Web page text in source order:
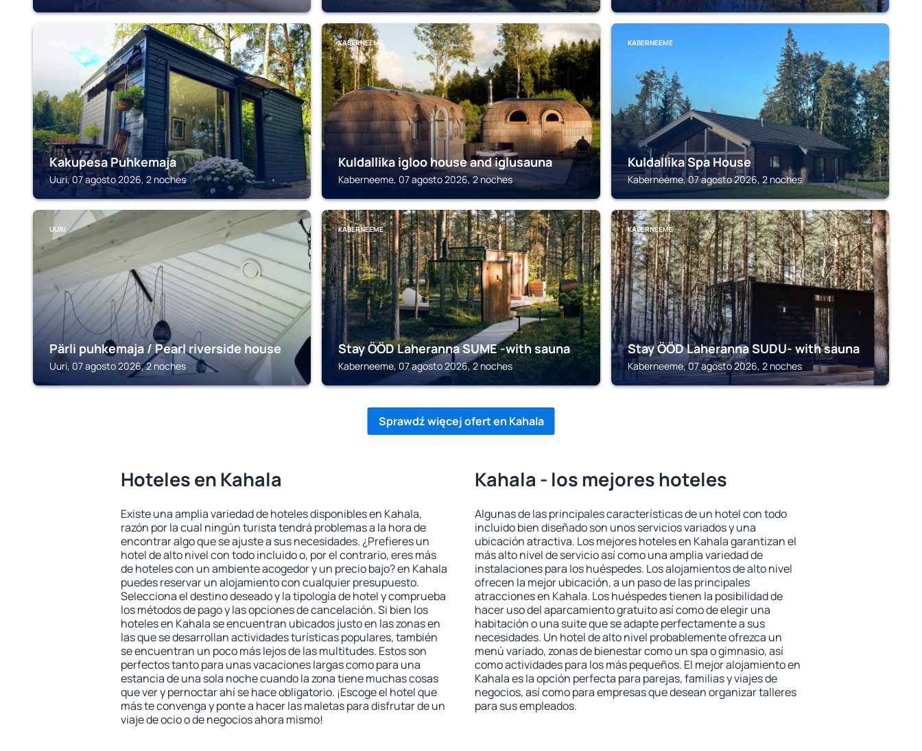
Kakupesa Puhkemaja
Uuri, 07 agosto 2026, 2 noches
KABERNEEME
Kuldallika igloo house and iglusauna
Kaberneeme, 07 agosto 2026, 2 noches
KABERNEEME
Kuldallika Spa House
Kaberneeme, 07 agosto 2026, 2 noches
UURI
Pärli puhkemaja / Pearl riverside house
Uuri, 07 agosto 2026, 2 noches
KABERNEEME
Stay ÖÖD Laheranna SUME -with sauna
Kaberneeme, 07 agosto 2026, 2 noches
KABERNEEME
Stay ÖÖD Laheranna SUDU- with sauna
Kaberneeme, 07 agosto 2026, 2 noches
Sprawdź więcej ofert en Kahala
Hoteles en Kahala
Existe una amplia variedad de hoteles disponibles en Kahala,
razón por la cual ningún turista tendrá problemas a la hora de
encontrar algo que se ajuste a sus necesidades. ¿Prefieres un
hotel de alto nivel con todo incluido o, por el contrario, eres más
de hoteles con un ambiente acogedor y un precio bajo? en Kahala
puedes reservar un alojamiento con cualquier presupuesto.
Selecciona el destino deseado y la tipología de hotel y comprueba
los métodos de pago y las opciones de cancelación. Si bien los
hoteles en Kahala se encuentran ubicados justo en las zonas en
las que se desarrollan actividades turísticas populares, también
se encuentran un poco más lejos de las multitudes. Estos son
perfectos tanto para unas vacaciones largas como para una
estancia de una sola noche cuando la zona tiene muchas cosas
que ver y pernoctar ahí se hace obligatorio. ¡Escoge el hotel que
más te convenga y ponte a hacer las maletas para disfrutar de un
viaje de ocio o de negocios ahora mismo!
Kahala - los mejores hoteles
Algunas de las principales características de un hotel con todo
incluido bien diseñado son unos servicios variados y una
ubicación atractiva. Los mejores hoteles en Kahala garantizan el
más alto nivel de servicio así como una amplia variedad de
instalaciones para los huéspedes. Los alojamientos de alto nivel
ofrecen la mejor ubicación, a un paso de las principales
atracciones en Kahala. Los huéspedes tienen la posibilidad de
hacer uso del aparcamiento gratuito así como de elegir una
habitación o una suite que se adapte perfectamente a sus
necesidades. Un hotel de alto nivel probablemente ofrezca un
menú variado, zonas de bienestar como un spa o gimnasio, así
como actividades para los más pequeños. El mejor alojamiento en
Kahala es la opción perfecta para parejas, familias y viajes de
negocios, así como para empresas que desean organizar talleres
para sus empleados.